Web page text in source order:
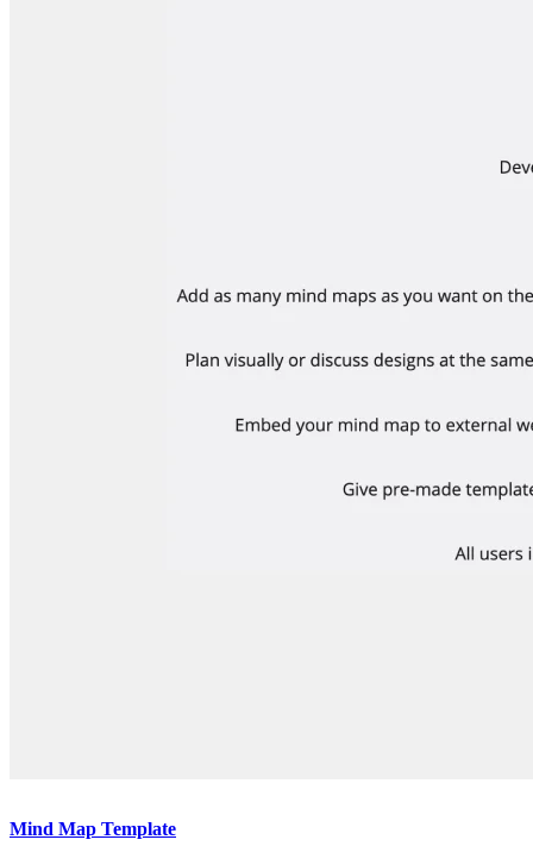
Mind Map Template